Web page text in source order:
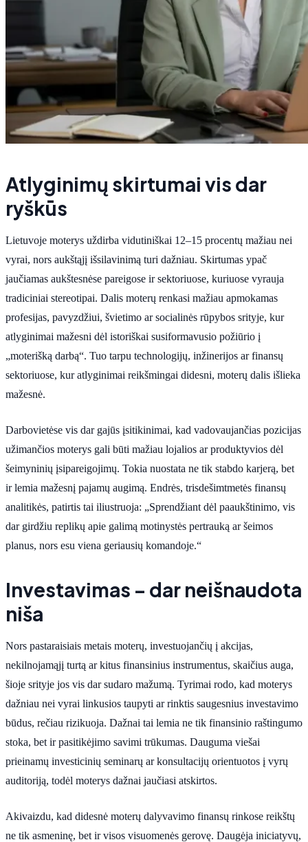
Atlyginimų skirtumai vis dar
ryškūs
Lietuvoje moterys uždirba vidutiniškai 12–15 procentų mažiau nei
vyrai, nors aukštąjį išsilavinimą turi dažniau. Skirtumas ypač
jaučiamas aukštesnėse pareigose ir sektoriuose, kuriuose vyrauja
tradiciniai stereotipai. Dalis moterų renkasi mažiau apmokamas
profesijas, pavyzdžiui, švietimo ar socialinės rūpybos srityje, kur
atlyginimai mažesni dėl istoriškai susiformavusio požiūrio į
„moterišką darbą“. Tuo tarpu technologijų, inžinerijos ar finansų
sektoriuose, kur atlyginimai reikšmingai didesni, moterų dalis išlieka
mažesnė.
Darbovietėse vis dar gajūs įsitikinimai, kad vadovaujančias pozicijas
užimančios moterys gali būti mažiau lojalios ar produktyvios dėl
šeimyninių įsipareigojimų. Tokia nuostata ne tik stabdo karjerą, bet
ir lemia mažesnį pajamų augimą. Endrės, trisdešimtmetės finansų
analitikės, patirtis tai iliustruoja: „Sprendžiant dėl paaukštinimo, vis
dar girdžiu replikų apie galimą motinystės pertrauką ar šeimos
planus, nors esu viena geriausių komandoje.“
Investavimas – dar neišnaudota
niša
Nors pastaraisiais metais moterų, investuojančių į akcijas,
nekilnojamąjį turtą ar kitus finansinius instrumentus, skaičius auga,
šioje srityje jos vis dar sudaro mažumą. Tyrimai rodo, kad moterys
dažniau nei vyrai linkusios taupyti ar rinktis saugesnius investavimo
būdus, rečiau rizikuoja. Dažnai tai lemia ne tik finansinio raštingumo
stoka, bet ir pasitikėjimo savimi trūkumas. Dauguma viešai
prieinamų investicinių seminarų ar konsultacijų orientuotos į vyrų
auditoriją, todėl moterys dažnai jaučiasi atskirtos.
Akivaizdu, kad didesnė moterų dalyvavimo finansų rinkose reikštų
ne tik asmeninę, bet ir visos visuomenės gerovę. Daugėja iniciatyvų,